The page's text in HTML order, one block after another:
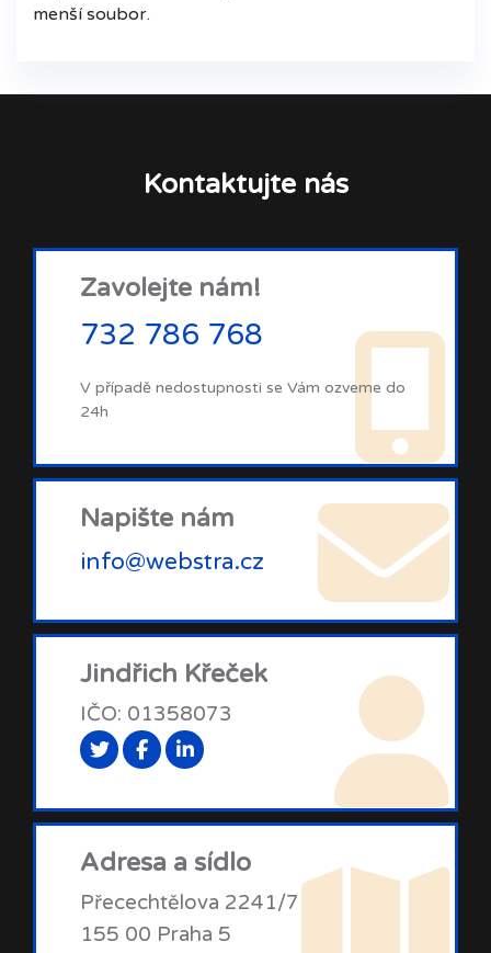
menší soubor.
Kontaktujte nás
Zavolejte nám!
732 786 768
V případě nedostupnosti se Vám ozveme do
24h
Napište nám
info@webstra.cz
Jindřich Křeček
IČO: 01358073
Adresa a sídlo
Přecechtělova 2241/7
155 00 Praha 5